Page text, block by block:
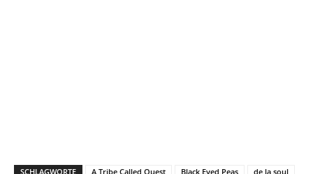
SCHLAGWORTE A Tribe Called Quest Black Eyed Peas
de la soul